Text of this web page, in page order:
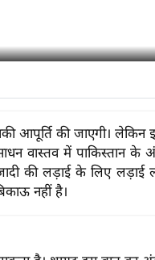
आपूर्ति की जाएगी। लेकिन
वास्तव में पाकिस्तान के
की लड़ाई के लिए लड़ाई
नहीं है।